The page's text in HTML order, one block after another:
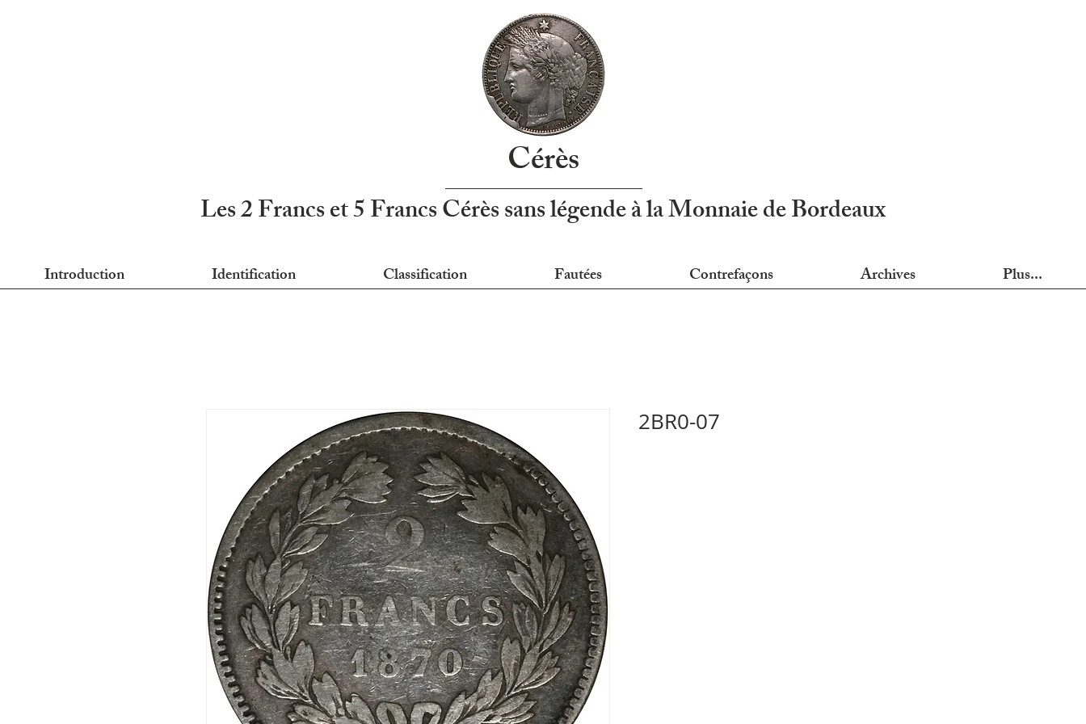
Cérès
Les 2 Francs et 5 Francs Cérès sans légende à la Monnaie de Bordeaux
Introduction Identification Classification Fautées Contrefaçons Archives Plus...
2BR0-07